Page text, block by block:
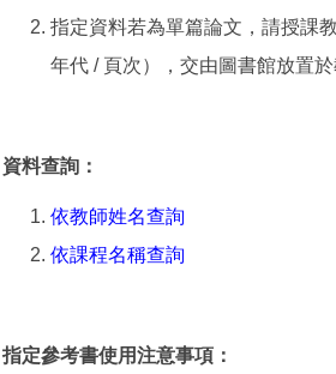
指定資料若為單篇論文，請授課
年代 / 頁次），交由圖書館放置
資料查詢：
依教師姓名查詢
依課程名稱查詢
指定參考書使用注意事項：